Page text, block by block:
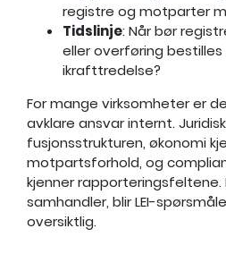
registre og motparter
Tidslinje: Når bør
eller overføring
ikrafttredelse?
For mange virksomheter er
avklare ansvar internt.
fusjonsstrukturen, økonomi
motpartsforhold, og
kjenner rapporteringsfeltene.
samhandler, blir LEI-
oversiktlig.